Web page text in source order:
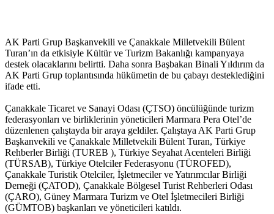
AK Parti Grup Başkanvekili ve Çanakkale Milletvekili Bülent
Turan’ın da etkisiyle Kültür ve Turizm Bakanlığı kampanyaya
destek olacaklarını belirtti. Daha sonra Başbakan Binali Yıldırım da
AK Parti Grup toplantısında hükümetin de bu çabayı desteklediğini
ifade etti.
Çanakkale Ticaret ve Sanayi Odası (ÇTSO) öncülüğünde turizm
federasyonları ve birliklerinin yöneticileri Marmara Pera Otel’de
düzenlenen çalıştayda bir araya geldiler. Çalıştaya AK Parti Grup
Başkanvekili ve Çanakkale Milletvekili Bülent Turan, Türkiye
Rehberler Birliği (TUREB ), Türkiye Seyahat Acenteleri Birliği
(TÜRSAB), Türkiye Otelciler Federasyonu (TÜROFED),
Çanakkale Turistik Otelciler, İşletmeciler ve Yatırımcılar Birliği
Derneği (ÇATOD), Çanakkale Bölgesel Turist Rehberleri Odası
(ÇARO), Güney Marmara Turizm ve Otel İşletmecileri Birliği
(GÜMTOB) başkanları ve yöneticileri katıldı.